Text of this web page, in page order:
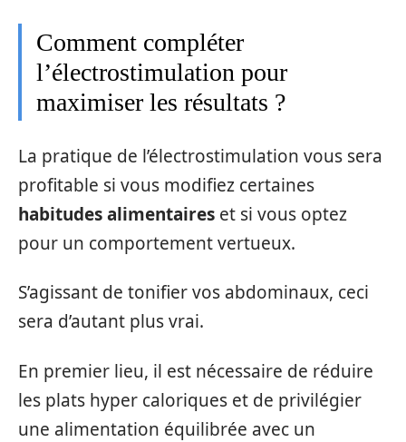
Comment compléter
l’électrostimulation pour
maximiser les résultats ?
La pratique de l’électrostimulation vous sera
profitable si vous modifiez certaines
habitudes alimentaires et si vous optez
pour un comportement vertueux.
S’agissant de tonifier vos abdominaux, ceci
sera d’autant plus vrai.
En premier lieu, il est nécessaire de réduire
les plats hyper caloriques et de privilégier
une alimentation équilibrée avec un